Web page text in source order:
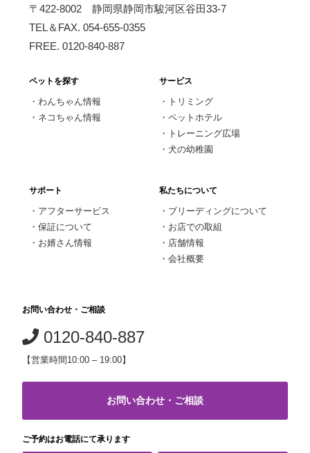
〒422-8002 静岡県静岡市駿河区谷田33-7
TEL＆FAX. 054-655-0355
FREE. 0120-840-887
ペットを探す
・わんちゃん情報
・ ネコちゃん情報
サービス
・ トリミング
・ペットホテル
・ トレーニング広場
・犬の幼稚園
サポート
・ アフターサービス
・保証について
・ お婿さん情報
私たちについて
・ ブリーディングについて
・ お店での取組
・ 店舗情報
・会社概要
お問い合わせ・ご相談
0120-840-887
【営業時間10:00 – 19:00】
お問い合わせ・ご相談
ご予約はお電話にて承ります